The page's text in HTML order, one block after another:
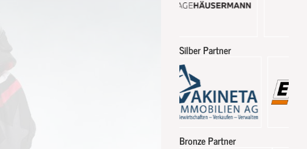
Silber Partner
Bronze Partner